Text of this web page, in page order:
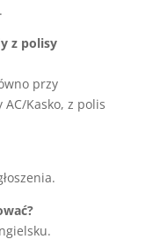
z polisy
przy
Kasko, z polis